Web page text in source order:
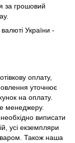
за грошовий
України -
оплату,
уточнює
на оплату.
менеджеру.
виписати
усі екземпляри
Також наша